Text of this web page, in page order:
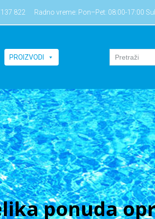
822 Radno vreme: Pon–Pet: 08:00-17:00
PROIZVODI
ponuda